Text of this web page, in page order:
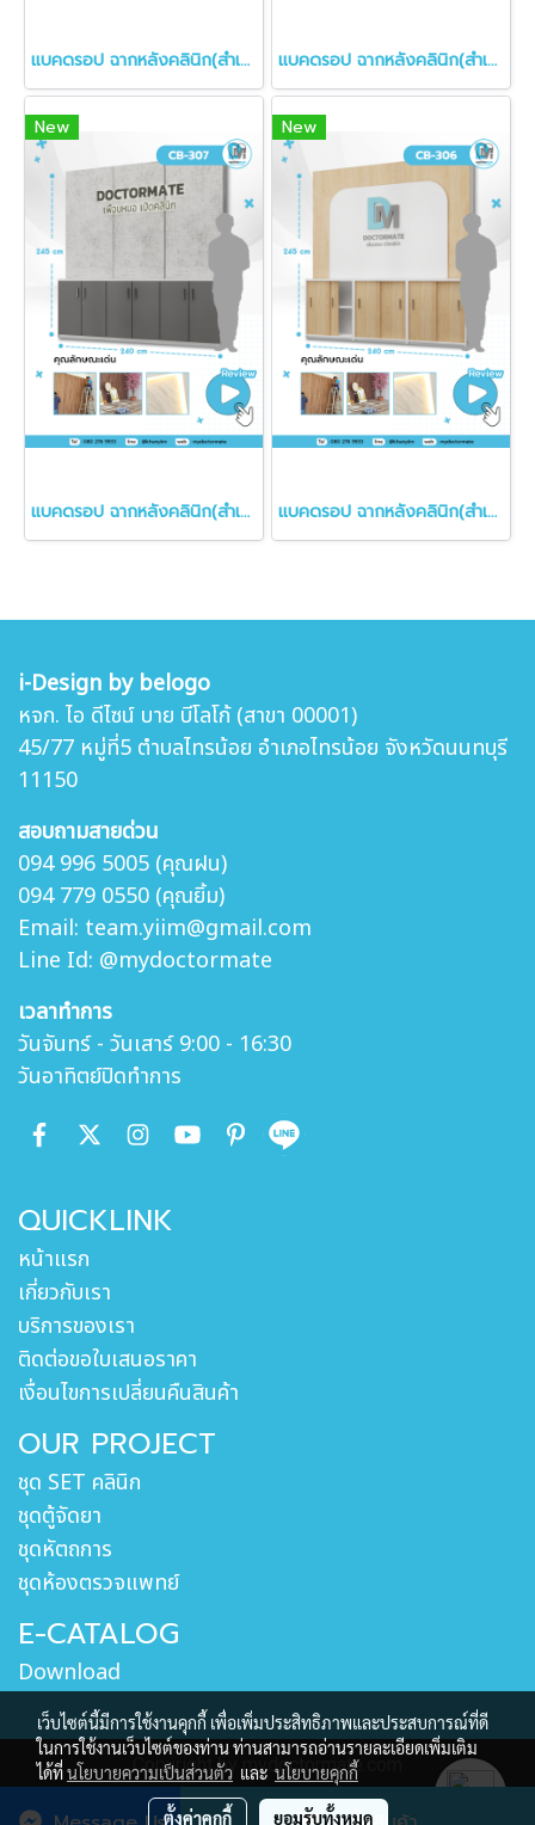
แบคดรอป ฉากหลังคลินิก(สำเร็จรูป) แบคดรอป ฉากหลังคลินิก(สำเร็จรูป)
New
แบคดรอป ฉากหลังคลินิก(สำเร็จรูป)
New
แบคดรอป ฉากหลังคลินิก(สำเร็จรูป)
i-Design by belogo
หจก. ไอ ดีไซน์ บาย บีโลโก้ (สาขา 00001)
45/77 หมู่ที่5 ตำบลไทรน้อย อำเภอไทรน้อย จังหวัดนนทบุรี
11150
สอบถามสายด่วน
094 996 5005 (คุณฝน)
094 779 0550 (คุณยิ้ม)
Email: team.yiim@gmail.com
Line Id: @mydoctormate
เวลาทำการ
วันจันทร์ - วันเสาร์ 9:00 - 16:30
วันอาทิตย์ปิดทำการ
QUICKLINK
หน้าแรก
เกี่ยวกับเรา
บริการของเรา
ติดต่อขอใบเสนอราคา
เงื่อนไขการเปลี่ยนคืนสินค้า
OUR PROJECT
ชุด SET คลินิก
ชุดตู้จัดยา
ชุดหัตถการ
ชุดห้องตรวจแพทย์
E-CATALOG
Download
Copyright by mydoctormate.com
ผู้เข้าชมวันนี้
435
เว็บไซต์นี้มีการใช้งานคุกกี้ เพื่อเพิ่มประสิทธิภาพและประสบการณ์ที่ดี
ในการใช้งานเว็บไซต์ของท่าน ท่านสามารถอ่านรายละเอียดเพิ่มเติม
ได้ที่นโยบายความเป็นส่วนตัว และ นโยบายคุกกี้
ตั้งค่าคุกกี้ ยอมรับทั้งหมด